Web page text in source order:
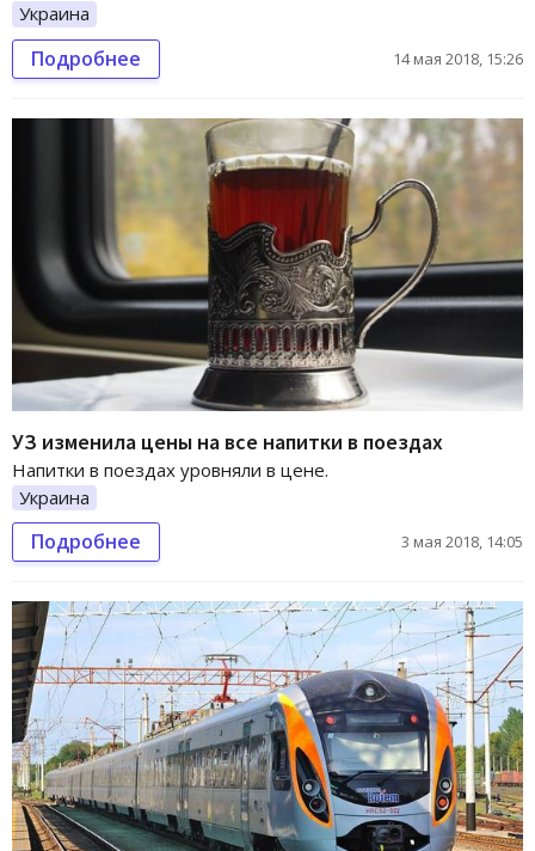
Украина
Подробнее 14 мая 2018, 15:26
УЗ изменила цены на все напитки в поездах
Напитки в поездах уровняли в цене.
Украина
Подробнее 3 мая 2018, 14:05